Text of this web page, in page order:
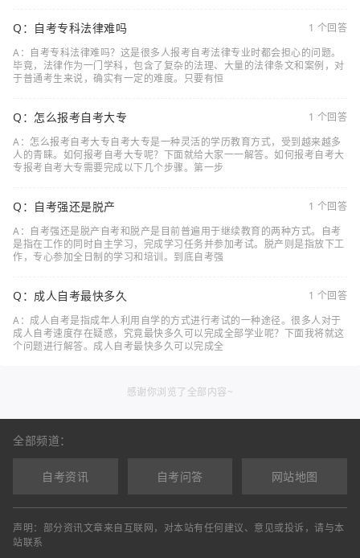
Q：自考专科法律难吗
1 个回答
A：自考专科法律难吗？这是很多人报考自考法律专业时都会担心的问题。
毕竟，法律作为一门学科，包含了复杂的法理、大量的法律条文和案例，对
于普通考生来说，确实有一定的难度。只要有恒
Q：怎么报考自考大专
1 个回答
A：怎么报考自考大专自考大专是一种灵活的学历教育方式，受到越来越多
人的青睐。如何报考自考大专呢？下面就给大家一一解答。如何报考自考大
专报考自考大专需要完成以下几个步骤。第一步
Q：自考强还是脱产
1 个回答
A：自考强还是脱产自考和脱产是目前普遍用于继续教育的两种方式。自考
是指在工作的同时自主学习，完成学习任务并参加考试。脱产则是指放下工
作，专心参加全日制的学习和培训。到底自考强
Q：成人自考最快多久
1 个回答
A：成人自考是指成年人利用自学的方式进行考试的一种途径。很多人对于
成人自考速度存在疑惑，究竟最快多久可以完成全部学业呢？下面我将就这
个问题进行解答。成人自考最快多久可以完成全
感谢你浏览了全部内容~
全部频道：
自考资讯 自考问答 网站地图
声明：部分资讯文章来自互联网，对本站有任何建议、意见或投诉，请与本
站联系